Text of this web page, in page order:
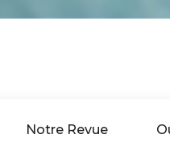
Notre Revue